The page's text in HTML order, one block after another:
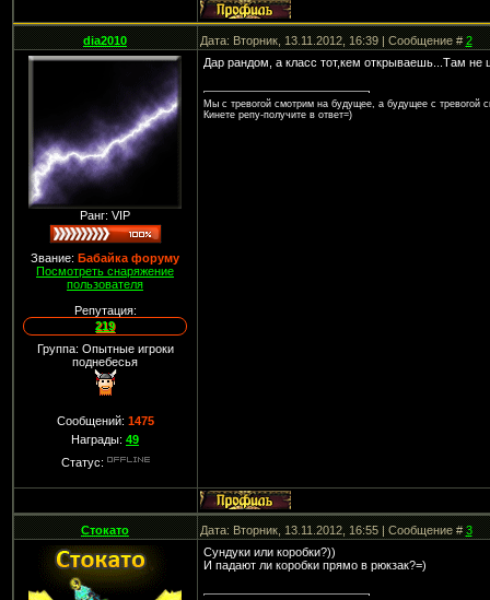
dia2010 Дата: Вторник, 13.11.2012, 16:39 | Сообщение #2
Ранг: VIP
Звание: Бабайка форуму
Посмотреть снаряжение
пользователя
Репутация:
219
Группа: Опытные игроки
поднебесья
Сообщений: 1475
Награды: 49
Статус:
Дар рандом, а класс тот,кем открываешь...Там не
Мы с тревогой смотрим на будущее, а будущее с тревогой
Кинете репу-получите в ответ=)
Стокато Дата: Вторник, 13.11.2012, 16:55 | Сообщение #3
Cундуки или коробки?))
И падают ли коробки прямо в рюкзак?=)